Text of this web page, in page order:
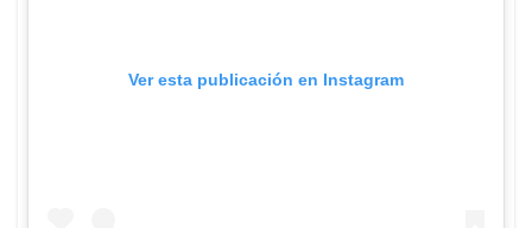
Ver esta publicación en Instagram